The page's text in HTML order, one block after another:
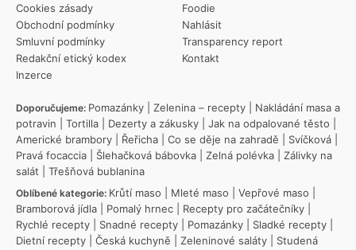
Cookies zásady
Obchodní podmínky
Smluvní podmínky
Redakční etický kodex
Inzerce
Foodie
Nahlásit
Transparency report
Kontakt
Doporučujeme: Pomazánky Zelenina – recepty
Nakládání masa a
potravin
Tortilla Dezerty a zákusky Jak na odpalované těsto
Americké brambory
Řeřicha Co se děje na zahradě Svíčková
Pravá focaccia
Šlehačková bábovka Zelná polévka
Zálivky na
salát
Třešňová bublanina
Oblíbené kategorie: Krůtí maso Mleté maso Vepřové maso
Bramborová jídla
Pomalý hrnec Recepty pro začátečníky
Rychlé recepty
Snadné recepty Pomazánky Sladké recepty
Dietní recepty
Česká kuchyně Zeleninové saláty
Studená